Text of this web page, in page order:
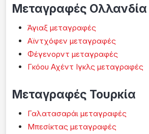
Μεταγραφές Ολλανδία
Άγιαξ μεταγραφές
Αϊντχόφεν μεταγραφές
Φέγενορντ μεταγραφές
Γκόου Αχέντ Ιγκλς μεταγραφές
Μεταγραφές Τουρκία
Γαλατασαράι μεταγραφές
Μπεσίκτας μεταγραφές